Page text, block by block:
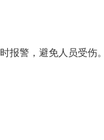
时报警，避免人员受伤